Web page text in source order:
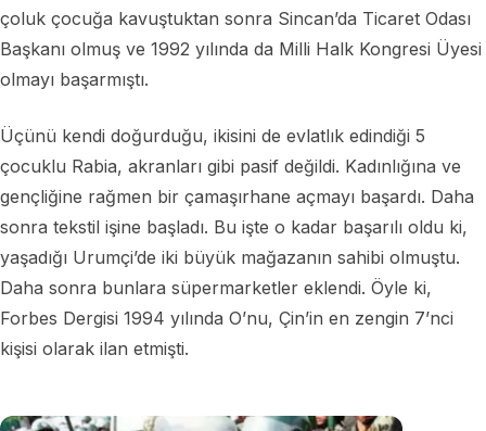
çoluk çocuğa kavuştuktan sonra Sincan’da Ticaret Odası
Başkanı olmuş ve 1992 yılında da Milli Halk Kongresi Üyesi
olmayı başarmıştı.
Üçünü kendi doğurduğu, ikisini de evlatlık edindiği 5
çocuklu Rabia, akranları gibi pasif değildi. Kadınlığına ve
gençliğine rağmen bir çamaşırhane açmayı başardı. Daha
sonra tekstil işine başladı. Bu işte o kadar başarılı oldu ki,
yaşadığı Urumçi’de iki büyük mağazanın sahibi olmuştu.
Daha sonra bunlara süpermarketler eklendi. Öyle ki,
Forbes Dergisi 1994 yılında O’nu, Çin’in en zengin 7’nci
kişisi olarak ilan etmişti.